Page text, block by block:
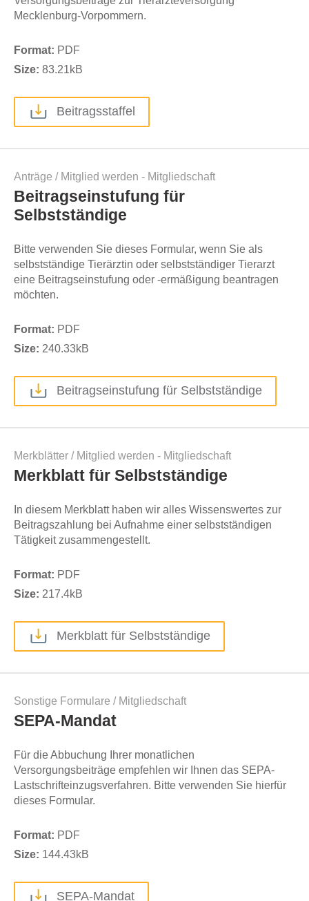
Mecklenburg-Vorpommern.
Format: PDF
Size: 83.21kB
Beitragsstaffel
Anträge / Mitglied werden - Mitgliedschaft
Beitragseinstufung für
Selbstständige
Bitte verwenden Sie dieses Formular, wenn Sie als
selbstständige Tierärztin oder selbstständiger Tierarzt
eine Beitragseinstufung oder -ermäßigung beantragen
möchten.
Format: PDF
Size: 240.33kB
Beitragseinstufung für Selbstständige
Merkblätter / Mitglied werden - Mitgliedschaft
Merkblatt für Selbstständige
In diesem Merkblatt haben wir alles Wissenswertes zur
Beitragszahlung bei Aufnahme einer selbstständigen
Tätigkeit zusammengestellt.
Format: PDF
Size: 217.4kB
Merkblatt für Selbstständige
Sonstige Formulare / Mitgliedschaft
SEPA-Mandat
Für die Abbuchung Ihrer monatlichen
Versorgungsbeiträge empfehlen wir Ihnen das SEPA-
Lastschrifteinzugsverfahren. Bitte verwenden Sie hierfür
dieses Formular.
Format: PDF
Size: 144.43kB
SEPA-Mandat